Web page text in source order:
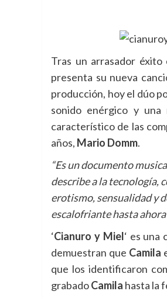
Tras un arrasador éxito
presenta su nueva
producción, hoy el dúo
sonido enérgico y una
característico de las
años, Mario Domm.
“Es un documento
describe a la tecnología,
erotismo, sensualidad y
escalofriante hasta
‘Cianuro y Miel‘ es una
demuestran que Camila
que los identificaron
grabadoCamila hasta la